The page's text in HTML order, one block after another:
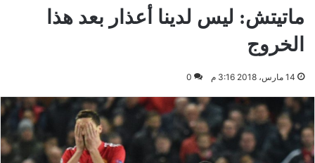
ماتيتش: ليس لدينا أعذار بعد هذا
الخروج
14 مارس، 2018 3:16 م 0